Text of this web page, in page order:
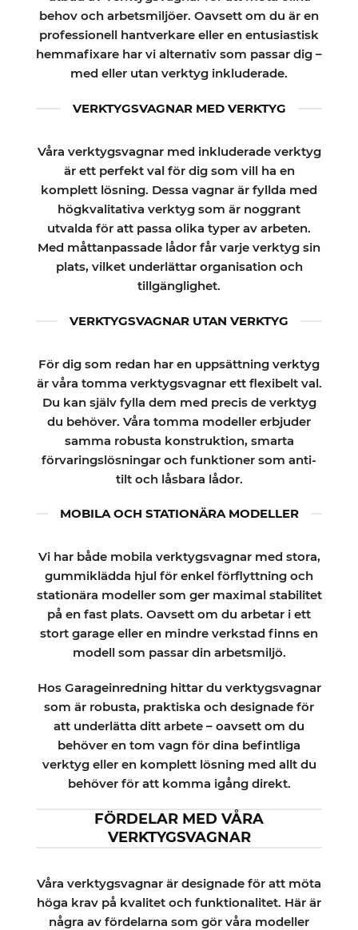
behov och arbetsmiljöer. Oavsett om du är en
professionell hantverkare eller en entusiastisk
hemmafixare har vi alternativ som passar dig –
med eller utan verktyg inkluderade.
VERKTYGSVAGNAR MED VERKTYG
Våra verktygsvagnar med inkluderade verktyg
är ett perfekt val för dig som vill ha en
komplett lösning. Dessa vagnar är fyllda med
högkvalitativa verktyg som är noggrant
utvalda för att passa olika typer av arbeten.
Med måttanpassade lådor får varje verktyg sin
plats, vilket underlättar organisation och
tillgänglighet.
VERKTYGSVAGNAR UTAN VERKTYG
För dig som redan har en uppsättning verktyg
är våra tomma verktygsvagnar ett flexibelt val.
Du kan själv fylla dem med precis de verktyg
du behöver. Våra tomma modeller erbjuder
samma robusta konstruktion, smarta
förvaringslösningar och funktioner som anti-
tilt och låsbara lådor.
MOBILA OCH STATIONÄRA MODELLER
Vi har både mobila verktygsvagnar med stora,
gummiklädda hjul för enkel förflyttning och
stationära modeller som ger maximal stabilitet
på en fast plats. Oavsett om du arbetar i ett
stort garage eller en mindre verkstad finns en
modell som passar din arbetsmiljö.
Hos Garageinredning hittar du verktygsvagnar
som är robusta, praktiska och designade för
att underlätta ditt arbete – oavsett om du
behöver en tom vagn för dina befintliga
verktyg eller en komplett lösning med allt du
behöver för att komma igång direkt.
FÖRDELAR MED VÅRA
VERKTYGSVAGNAR
Våra verktygsvagnar är designade för att möta
höga krav på kvalitet och funktionalitet. Här är
några av fördelarna som gör våra modeller